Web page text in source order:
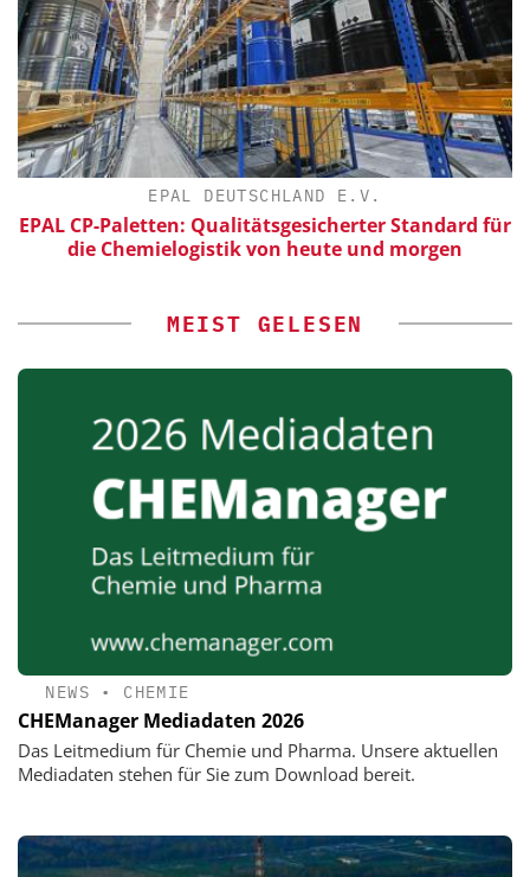
EPAL DEUTSCHLAND E.V.
EPAL CP-Paletten: Qualitätsgesicherter Standard für
die Chemielogistik von heute und morgen
MEIST GELESEN
NEWS • CHEMIE
CHEManager Mediadaten 2026
Das Leitmedium für Chemie und Pharma. Unsere aktuellen
Mediadaten stehen für Sie zum Download bereit.